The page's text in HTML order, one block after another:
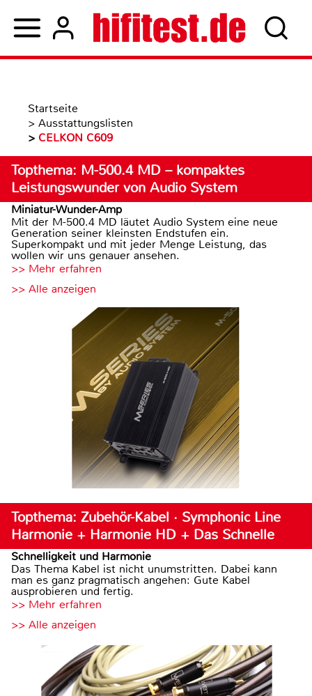
Startseite
> Ausstattungslisten
> CELKON C609
Topthema: M-500.4 MD – kompaktes
Leistungswunder von Audio System
Miniatur-Wunder-Amp
Mit der M-500.4 MD läutet Audio System eine neue
Generation seiner kleinsten Endstufen ein.
Superkompakt und mit jeder Menge Leistung, das
wollen wir uns genauer ansehen.
>> Mehr erfahren
>> Alle anzeigen
Topthema: Zubehör-Kabel · Symphonic Line
Harmonie + Harmonie HD + Das Schnelle
Schnelligkeit und Harmonie
Das Thema Kabel ist nicht unumstritten. Dabei kann
man es ganz pragmatisch angehen: Gute Kabel
ausprobieren und fertig.
>> Mehr erfahren
>> Alle anzeigen